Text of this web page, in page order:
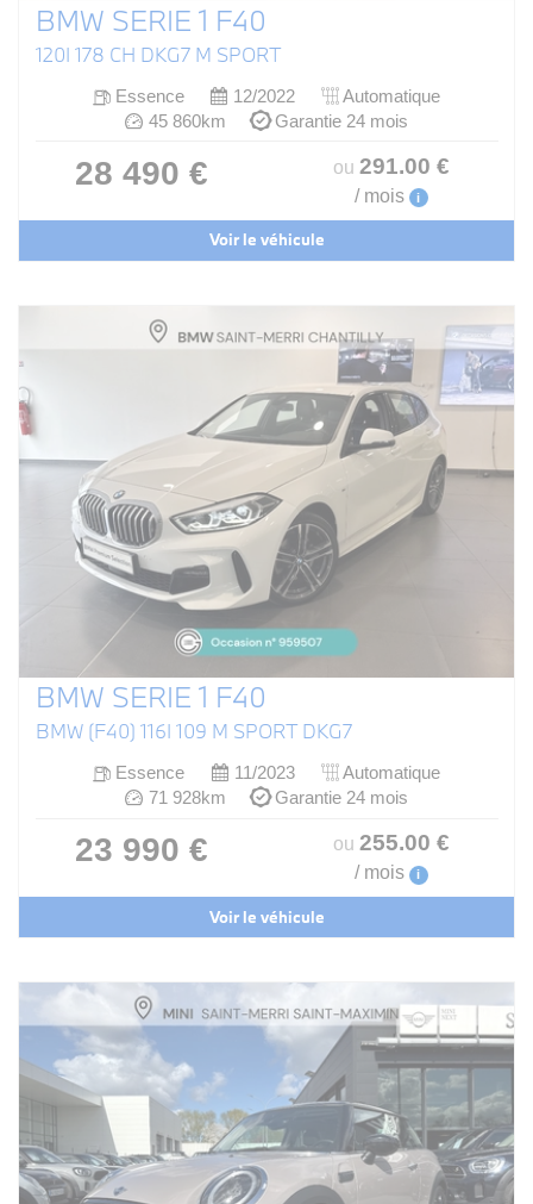
BMW SERIE 1 F40
120I 178 CH DKG7 M SPORT
Essence 12/2022
Automatique
45 860km
Garantie 24 mois
28 490 € ou 291.00 €
/ mois i
Voir le véhicule
BMW SERIE 1 F40
BMW (F40) 116I 109 M SPORT DKG7
Essence 11/2023
Automatique
71 928km
Garantie 24 mois
23 990 € ou 255.00 €
/ mois i
Voir le véhicule